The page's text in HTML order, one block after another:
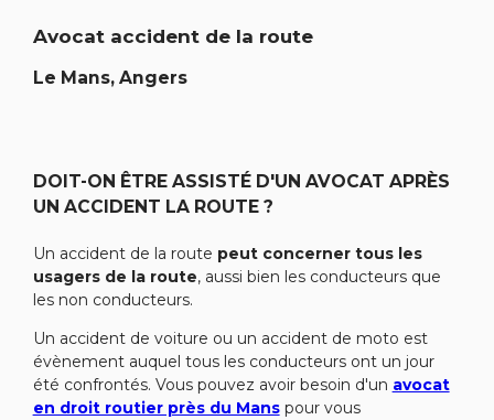
Avocat accident de la route
Le Mans, Angers
DOIT-ON ÊTRE ASSISTÉ D'UN AVOCAT APRÈS
UN ACCIDENT LA ROUTE ?
Un accident de la route peut concerner tous les
usagers de la route, aussi bien les conducteurs que
les non conducteurs.
Un accident de voiture ou un accident de moto est
évènement auquel tous les conducteurs ont un jour
été confrontés. Vous pouvez avoir besoin d'un avocat
en droit routier près du Manspour vous